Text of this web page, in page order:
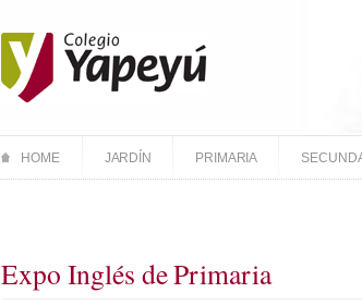
HOME JARDÍN PRIMARIA
Expo Inglés de Primaria